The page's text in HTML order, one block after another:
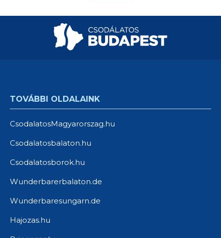
TOVÁBBI OLDALAINK
CsodalatosMagyarorszag.hu
Csodalatosbalaton.hu
Csodalatosborok.hu
Wunderbarerbalaton.de
Wunderbaresungarn.de
Hajozas.hu